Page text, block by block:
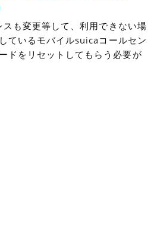
も変更等して、利用できない場
ているモバイルsuicaコールセン
ドをリセットしてもらう必要が